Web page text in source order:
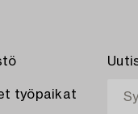
työpaikat